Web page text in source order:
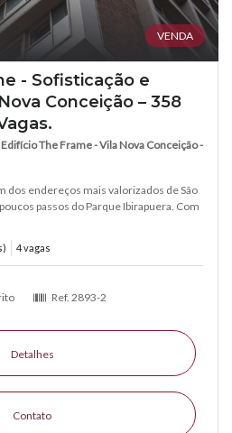
VENDA
- Sofisticação e
Conceição – 358
The Frame - Vila Nova Conceição -
dos endereços mais valorizados de São
passos do Parque Ibirapuera. Com
4 vagas
Ref. 2893-2
Detalhes
Contato